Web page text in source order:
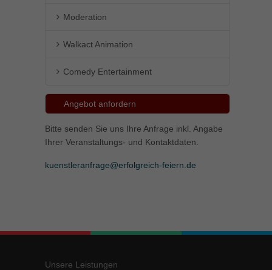
Moderation
Walkact Animation
Comedy Entertainment
Angebot anfordern
Bitte senden Sie uns Ihre Anfrage inkl. Angabe
Ihrer Veranstaltungs- und Kontaktdaten.
kuenstleranfrage@erfolgreich-feiern.de
Unsere Leistungen